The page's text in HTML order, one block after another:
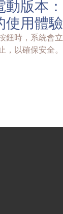
版本：
使用體驗
鈕時，系統會立
，以確保安全。